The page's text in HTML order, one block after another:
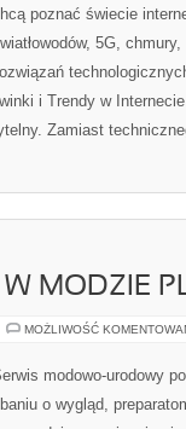
poznać świecie
5G,
i Trendy w
Zamiast
W MODZIE
MOŻLIWOŚĆ
modowo-urodowy
o wygląd,